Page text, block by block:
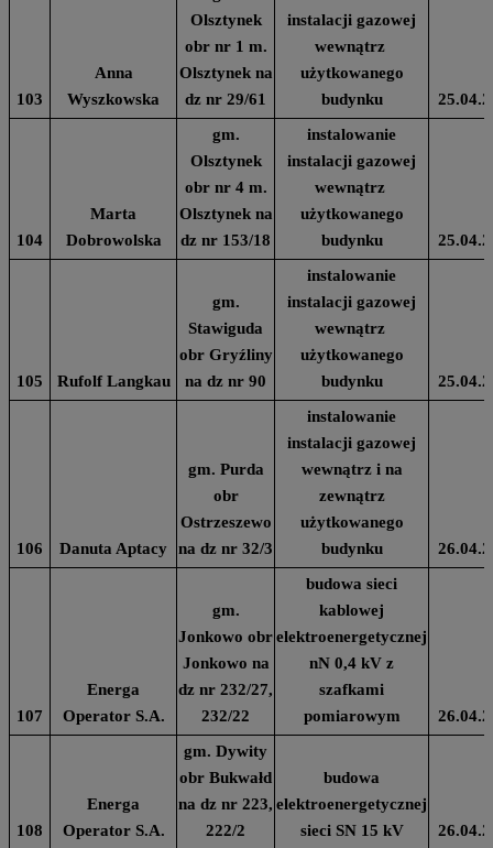
103
Anna
Wyszkowska
Olsztynek
obr nr 1 m.
Olsztynek na
dz nr 29/61
instalacji gazowej
wewnątrz
użytkowanego
budynku
104
Marta
Dobrowolska
gm.
Olsztynek
obr nr 4 m.
Olsztynek na
dz nr 153/18
instalowanie
instalacji gazowej
wewnątrz
użytkowanego
budynku
105 Rufolf Langkau
gm.
Stawiguda
obr Gryźliny
na dz nr 90
instalowanie
instalacji gazowej
wewnątrz
użytkowanego
budynku
106 Danuta Aptacy
gm. Purda
obr
Ostrzeszewo
na dz nr 32/3
instalowanie
instalacji gazowej
wewnątrz i na
zewnątrz
użytkowanego
budynku
107
Energa
Operator S.A.
gm.
Jonkowo obr
Jonkowo na
dz nr 232/27,
232/22
budowa sieci
kablowej
elektroenergetycznej
nN 0,4 kV z
szafkami
pomiarowym
108
Energa
Operator S.A.
gm. Dywity
obr Bukwałd
na dz nr 223,
222/2
budowa
elektroenergetycznej
sieci SN 15 kV